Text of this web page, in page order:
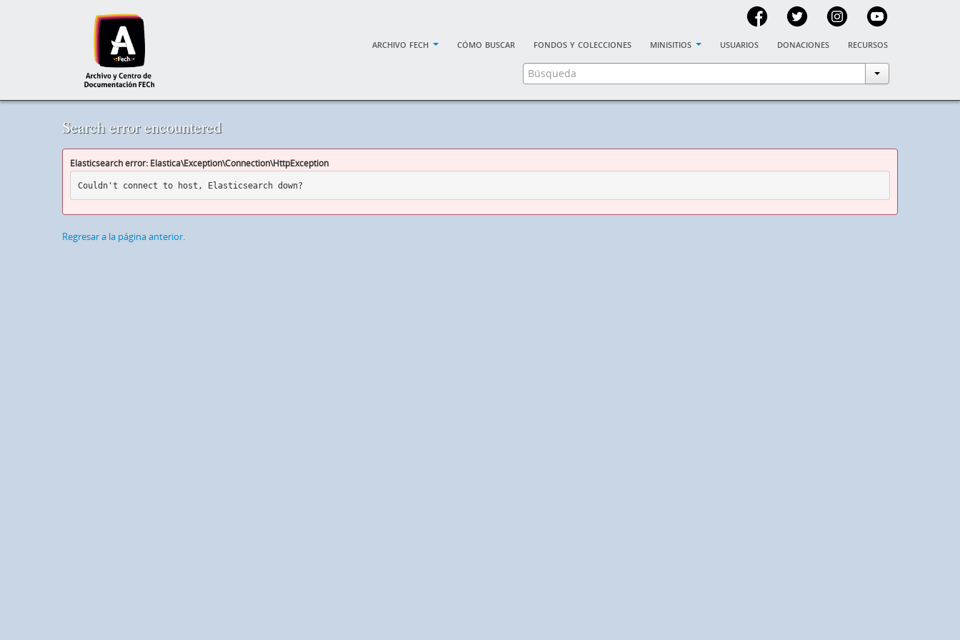
archivo fech cómo buscar fondos y colecciones minisitios usuarios donaciones recursos
Search error encountered
Elasticsearch error: Elastica\Exception\Connection\HttpException
Couldn't connect to host, Elasticsearch down?
Regresar a la página anterior.